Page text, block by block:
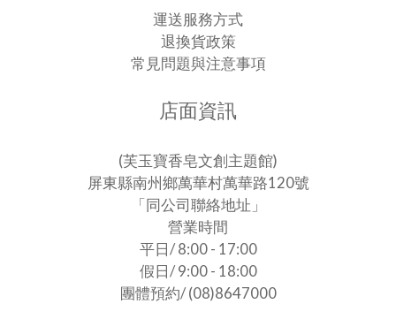
運送服務方式
退換貨政策
常見問題與注意事項
店面資訊
(芙玉寶香皂文創主題館)
屏東縣南州鄉萬華村萬華路120號
「同公司聯絡地址」
營業時間
平日/ 8:00 - 17:00
假日/ 9:00 - 18:00
團體預約/ (08)8647000